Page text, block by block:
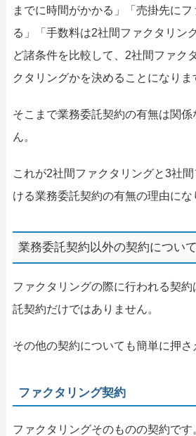
までに時間がかかる」「売掛先に
る」「手数料は2社間ファクタリン
ど諸条件を比較して、2社間ファク
クタリングかを決めることになりま
そこまで業務委託契約の有無は関
ん。
これが2社間ファクタリングと3社
ける業務委託契約の有無の理由にな
業務委託契約以外の契約につい
ファクタリングの際に行われる契
託契約だけではありません。
その他の契約についても簡単に押さ
ファクタリング契約
ファクタリングそのものの契約です